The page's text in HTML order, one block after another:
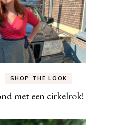
SHOP THE LOOK
met een cirkelrok!